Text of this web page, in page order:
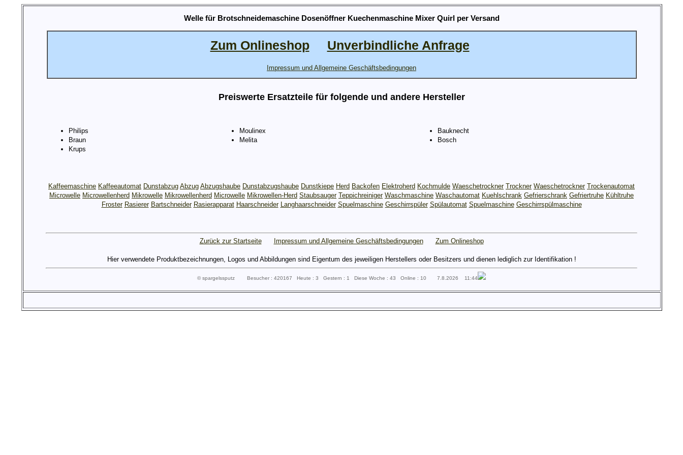
Welle für Brotschneidemaschine Dosenöffner Kuechenmaschine Mixer Quirl per Versand
Zum Onlineshop Unverbindliche Anfrage
Impressum und Allgemeine Geschäftsbedingungen
Preiswerte Ersatzteile für folgende und andere Hersteller
Philips
Braun
Krups
Moulinex
Melita
Bauknecht
Bosch
Kaffeemaschine Kaffeeautomat Dunstabzug Abzug Abzugshaube Dunstabzugshaube Dunstkiepe Herd Backofen Elektroherd Kochmulde Waeschetrockner Trockner Waeschetrockner Trockenautomat
Microwelle Microwellenherd Mikrowelle Mikrowellenherd Microwelle Mikrowellen-Herd Staubsauger Teppichreiniger Waschmaschine Waschautomat Kuehlschrank Gefrierschrank Gefriertruhe Kühltruhe
Froster Rasierer Bartschneider Rasierapparat Haarschneider Langhaarschneider Spuelmaschine Geschirrspüler Spülautomat Spuelmaschine Geschirrspülmaschine
Zurück zur Startseite Impressum und Allgemeine Geschäftsbedingungen Zum Onlineshop
Hier verwendete Produktbezeichnungen, Logos und Abbildungen sind Eigentum des jeweiligen Herstellers oder Besitzers und dienen lediglich zur Identifikation !
© spargelssputz Besucher : 420167 Heute : 3 Gestern : 1 Diese Woche : 43 Online : 10 7.8.2026 11:44